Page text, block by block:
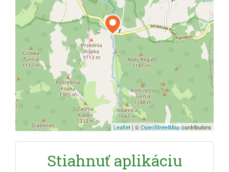
Leaflet|©OpenStreetMapcontributors
Stiahnuť aplikáciu